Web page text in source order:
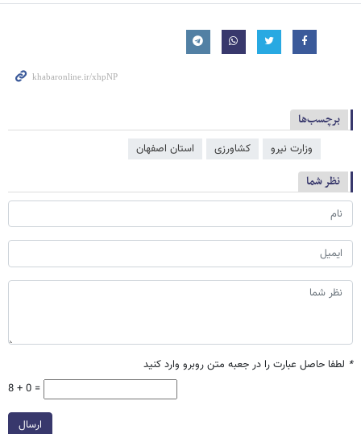
برچسب‌ها
وزارت نیرو کشاورزی استان اصفهان
نظر شما
* لطفا حاصل عبارت را در جعبه متن روبرو وارد کنید
8 + 0 =
ارسال